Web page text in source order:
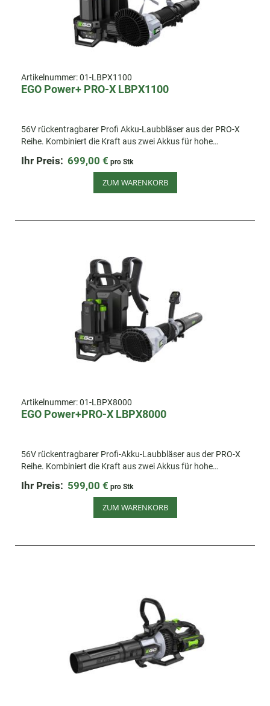
Artikelnummer:01-LBPX1100
EGO Power+ PRO-X LBPX1100
56V rückentragbarer Profi Akku-Laubbläser aus der PRO-X
Reihe. Kombiniert die Kraft aus zwei Akkus für hohe
Ihr Preis: 699,00 € pro Stk
ZUM WARENKORB
Artikelnummer:01-LBPX8000
EGO Power+PRO-X LBPX8000
56V rückentragbarer Profi-Akku-Laubbläser aus der PRO-X
Reihe. Kombiniert die Kraft aus zwei Akkus für hohe
Ihr Preis: 599,00 € pro Stk
ZUM WARENKORB